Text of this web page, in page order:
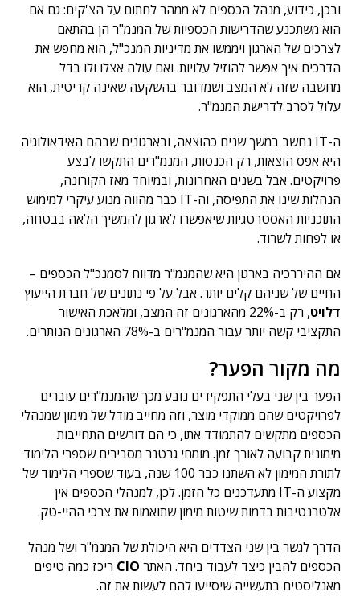
ובכן, כידוע, מנהל הכספים לא ממהר לחתום על הצ'קים: גם אם
הוא משתכנע שהדרישות הכספיות של המנמ"ר הן בהתאם
לצרכים של הארגון ויממשו את מדיניות המנכ"ל, הוא מחפש את
הדרכים איך אפשר להוזיל עלויות. ואם עולה אצלו ולו בדל
מחשבה שזה לא המצב ושמדובר בהשקעה שאינה קריטית, הוא
עלול לסרב לדרישת המנמ"ר.
ה-IT נחשב במשך שנים כהוצאה, ובארגונים שבהם האידאולוגיה
היא אפס הוצאות, רק הכנסות, המנמ"רים התקשו לבצע
פרויקטים. אבל בשנים האחרונות, ובמיוחד מאז הקורונה,
הנהלות שינו את התפיסה, וה-IT כבר מהווה מנוע עיקרי למימוש
התוכניות האסטרטגיות שיאפשרו לארגון להמשיך הלאה בבטחה,
או לפחות לשרוד.
אם ההיררכיה בארגון היא שהמנמ"ר מדווח לסמנכ"ל הכספים –
החיים של שניהם קלים יותר. אבל על פי נתונים של חברת הייעוץ
דלויט
, רק ב-22% מהארגונים זה המצב, ומלאכת האישור
התקציבי קשה יותר עבור המנמ"רים ב-78% הארגונים הנותרים.
מה מקור הפער?
הפער בין שני בעלי התפקידים נובע מכך שהמנמ"רים עוברים
לפרויקטים שהם ממוקדי מוצר, וזה מחייב מודל של מימון שמנהלי
הכספים מתקשים להתמודד אתו, כי הם דורשים התחייבות
מימונית קבועה לאורך זמן. מומחי גרטנר מסבירים שספרי הלימוד
לתורת המימון לא השתנו כבר 100 שנה, בעוד שספרי הלימוד של
מקצוע ה-IT מתעדכנים כל הזמן. לכן, למנהלי הכספים אין
אלטרנטיבות בדמות שיטות מימון שתואמות את צרכי ההיי-טק.
הדרך לגשר בין שני הצדדים היא היכולת של המנמ"ר ושל מנהל
הכספים להבין כיצד לעבוד ביחד. האתר CIO ריכז כמה טיפים
מאנליסטים בתעשייה שיסייעו להם לעשות את זה.